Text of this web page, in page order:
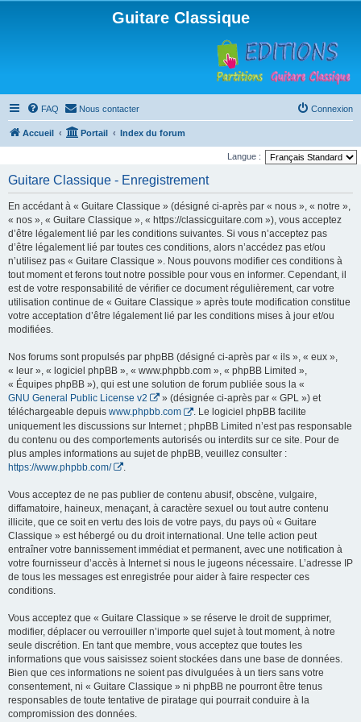
Guitare Classique
FAQ Nous contacter Connexion
Accueil Portail Index du forum
Langue :
Guitare Classique - Enregistrement
En accédant à « Guitare Classique » (désigné ci-après par « nous », « notre »,
« nos », « Guitare Classique », « https://classicguitare.com »), vous acceptez
d’être légalement lié par les conditions suivantes. Si vous n’acceptez pas
d’être légalement lié par toutes ces conditions, alors n’accédez pas et/ou
n’utilisez pas « Guitare Classique ». Nous pouvons modifier ces conditions à
tout moment et ferons tout notre possible pour vous en informer. Cependant, il
est de votre responsabilité de vérifier ce document régulièrement, car votre
utilisation continue de « Guitare Classique » après toute modification constitue
votre acceptation d’être légalement lié par les conditions mises à jour et/ou
modifiées.
Nos forums sont propulsés par phpBB (désigné ci-après par « ils », « eux »,
« leur », « logiciel phpBB », « www.phpbb.com », « phpBB Limited »,
« Équipes phpBB »), qui est une solution de forum publiée sous la «
GNU General Public License v2
» (désignée ci-après par « GPL ») et
téléchargeable depuis www.phpbb.com
. Le logiciel phpBB facilite
uniquement les discussions sur Internet ; phpBB Limited n’est pas responsable
du contenu ou des comportements autorisés ou interdits sur ce site. Pour de
plus amples informations au sujet de phpBB, veuillez consulter :
https://www.phpbb.com/
Vous acceptez de ne pas publier de contenu abusif, obscène, vulgaire,
diffamatoire, haineux, menaçant, à caractère sexuel ou tout autre contenu
illicite, que ce soit en vertu des lois de votre pays, du pays où « Guitare
Classique » est hébergé ou du droit international. Une telle action peut
entraîner votre bannissement immédiat et permanent, avec une notification à
votre fournisseur d’accès à Internet si nous le jugeons nécessaire. L’adresse IP
de tous les messages est enregistrée pour aider à faire respecter ces
conditions.
Vous acceptez que « Guitare Classique » se réserve le droit de supprimer,
modifier, déplacer ou verrouiller n’importe quel sujet à tout moment, à notre
seule discrétion. En tant que membre, vous acceptez que toutes les
informations que vous saisissez soient stockées dans une base de données.
Bien que ces informations ne soient pas divulguées à un tiers sans votre
consentement, ni « Guitare Classique » ni phpBB ne pourront être tenus
responsables de toute tentative de piratage qui pourrait conduire à la
compromission des données.